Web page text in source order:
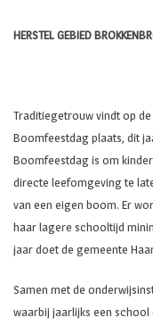
HERSTEL GEBIED
Traditiegetrouw vindt op
Boomfeestdag plaats, dit
Boomfeestdag is om
directe leefomgeving te
van een eigen boom. Er
haar lagere schooltijd
jaar doet de gemeente
Samen met de
waarbij jaarlijks een